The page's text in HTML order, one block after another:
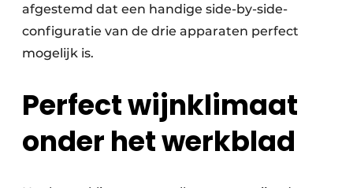
afgestemd dat een handige side-by-side-
configuratie van de drie apparaten perfect
mogelijk is.
Perfect wijnklimaat
onder het werkblad